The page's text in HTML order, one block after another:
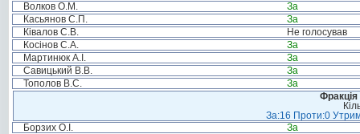
Волков О.М.
За
Касьянов С.П.
За
Ківалов С.В.
Не голосував
Косінов С.А.
За
Мартинюк А.І.
За
Савицький В.В.
За
Тополов В.С.
За
Фракція
За:16 Проти:0
Борзих О.І.
За